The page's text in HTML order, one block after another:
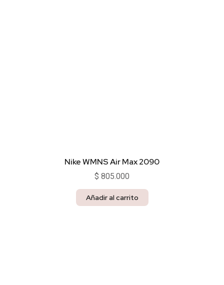
Nike WMNS Air Max 2090
$ 805.000
Añadir al carrito